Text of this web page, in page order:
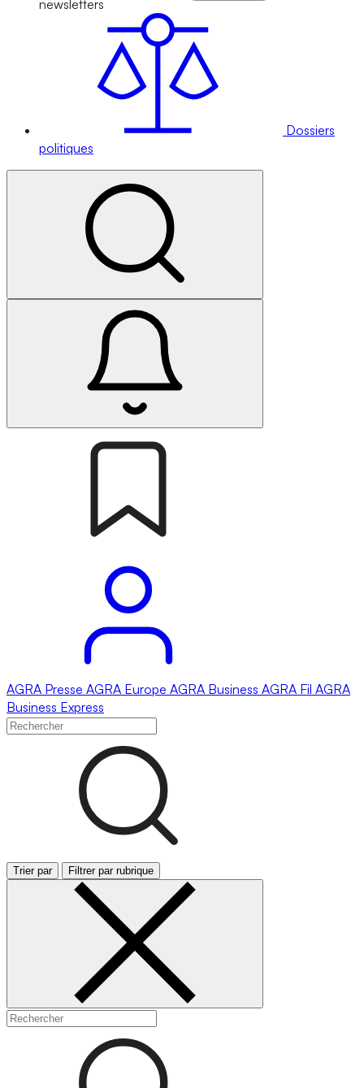
newsletters
Dossiers
politiques
AGRA Presse AGRA Europe AGRA Business AGRA Fil AGRA
Business Express
Trier par Filtrer par rubrique